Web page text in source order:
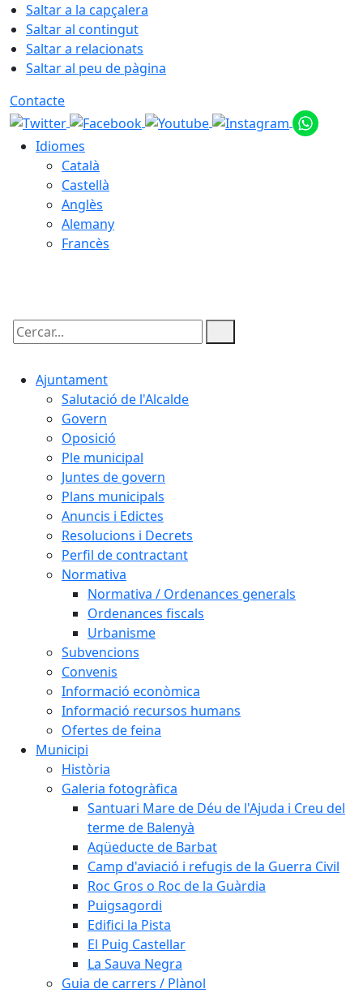
Saltar a la capçalera
Saltar al contingut
Saltar a relacionats
Saltar al peu de pàgina
Contacte
Idiomes
Català
Castellà
Anglès
Alemany
Francès
Cercar:
Ajuntament
Salutació de l'Alcalde
Govern
Oposició
Ple municipal
Juntes de govern
Plans municipals
Anuncis i Edictes
Resolucions i Decrets
Perfil de contractant
Normativa
Normativa / Ordenances generals
Ordenances fiscals
Urbanisme
Subvencions
Convenis
Informació econòmica
Informació recursos humans
Ofertes de feina
Municipi
Història
Galeria fotogràfica
Santuari Mare de Déu de l'Ajuda i Creu del
terme de Balenyà
Aqüeducte de Barbat
Camp d'aviació i refugis de la Guerra Civil
Roc Gros o Roc de la Guàrdia
Puigsagordi
Edifici la Pista
El Puig Castellar
La Sauva Negra
Guia de carrers / Plànol